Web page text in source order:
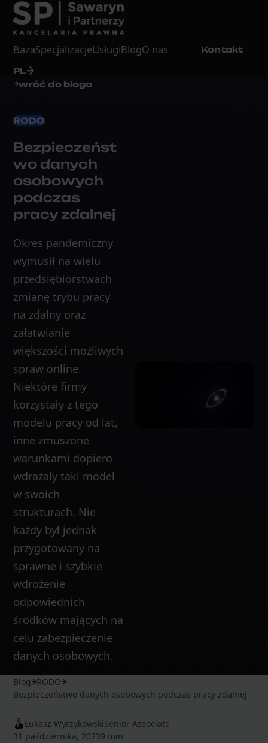
BazaSpecjalizacjeUsługiBlogO nas Kontakt
PL
wróć do bloga
RODO
Bezpieczeńst
wo danych
osobowych
podczas
pracy zdalnej
Okres pandemiczny
wymusił na wielu
przedsiębiorstwach
zmianę trybu pracy
na zdalny oraz
załatwianie
większości możliwych
spraw online.
Niektóre firmy
korzystały z tego
modelu pracy od lat,
inne zmuszone
warunkami dopiero
wdrażały taki model
w swoich
strukturach. Nie
każdy był jednak
przygotowany na
sprawne i szybkie
wdrożenie
odpowiednich
środków mających na
celu zabezpieczenie
danych osobowych.
Blog
RODO
Bezpieczeństwo danych osobowych podczas pracy zdalnej
Łukasz WyrzykowskiSenior Associate
31 października, 20239 min